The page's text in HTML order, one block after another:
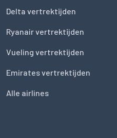
Delta vertrektijden
Ryanair vertrektijden
Vueling vertrektijden
Emirates vertrektijden
Alle airlines